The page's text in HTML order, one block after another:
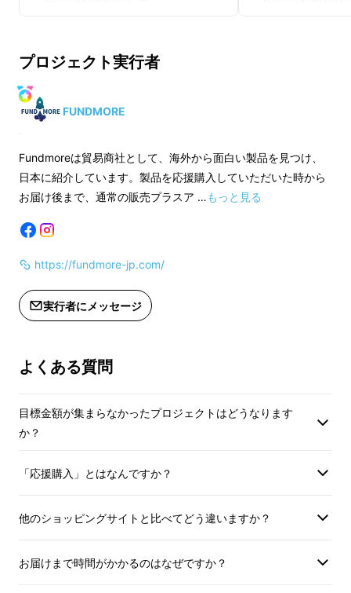
ポンプを山に持って行くと、重すぎたり、うる
さかったり、かさばったりしませんか？60gを
超える装備は過酷な環境下では1グラムでも負
担になります。
く、探検に集中するもの。
荷物を減らし、楽しさを増やす。 —— KIN
PUMP誕生！
しています。エアマットの空気入れという悩み
を解決するために、私たちはアウトドア専用の
超軽量ポンプの開発に着手しました。
経て、ついに、わずか5グラムのKIN PUMPを
完成させました。コインよりも軽く、60秒以
合、早急にご連絡致します。
適格請求書発行事業者登録番号：
T4011401021043
プロジェクト実行者
FUNDMORE
Fundmoreは貿易商社として、海外から面白い製品を見つけ、
日本に紹介しています。製品を応援購入していただいた時から
お届け後まで、通常の販売プラスア …もっと見る
https://fundmore-jp.com/
実行者にメッセージ
よくある質問
目標金額が集まらなかったプロジェクトはどうなります
か？
「応援購入」とはなんですか？
他のショッピングサイトと比べてどう違いますか？
お届けまで時間がかかるのはなぜですか？